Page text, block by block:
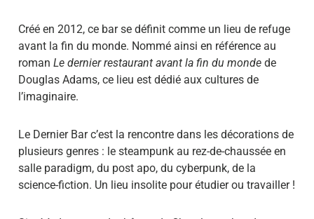
Créé en 2012, ce bar se définit comme un lieu de refuge
avant la fin du monde. Nommé ainsi en référence au
roman Le dernier restaurant avant la fin du monde de
Douglas Adams, ce lieu est dédié aux cultures de
l’imaginaire.
Le Dernier Bar c’est la rencontre dans les décorations de
plusieurs genres : le steampunk au rez-de-chaussée en
salle paradigm, du post apo, du cyberpunk, de la
science-fiction. Un lieu insolite pour étudier ou travailler !